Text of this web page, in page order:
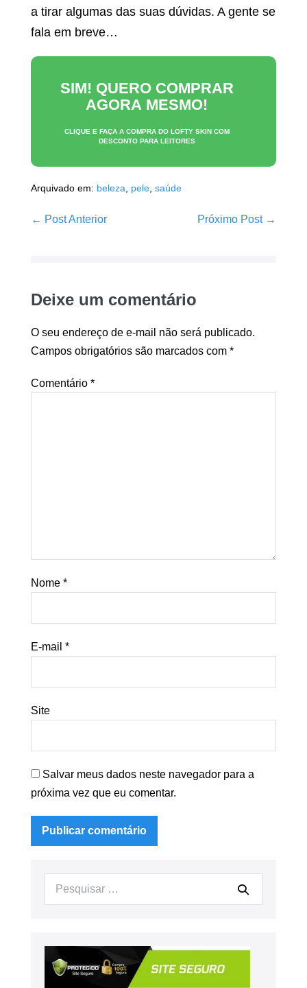
a tirar algumas das suas dúvidas. A gente se
fala em breve…
SIM! QUERO COMPRAR
AGORA MESMO!
CLIQUE E FAÇA A COMPRA DO LOFTY SKINCOM
DESCONTO PARA LEITORES
Arquivado em: beleza pele saúde
Navegação
← Post Anterior Próximo Post →
Deixe um comentário
O seu endereço de e-mail não será publicado.
Campos obrigatórios são marcados com *
Comentário *
Nome *
E-mail *
Site
Salvar meus dados neste navegador para a
próxima vez que eu comentar.
Procurar: